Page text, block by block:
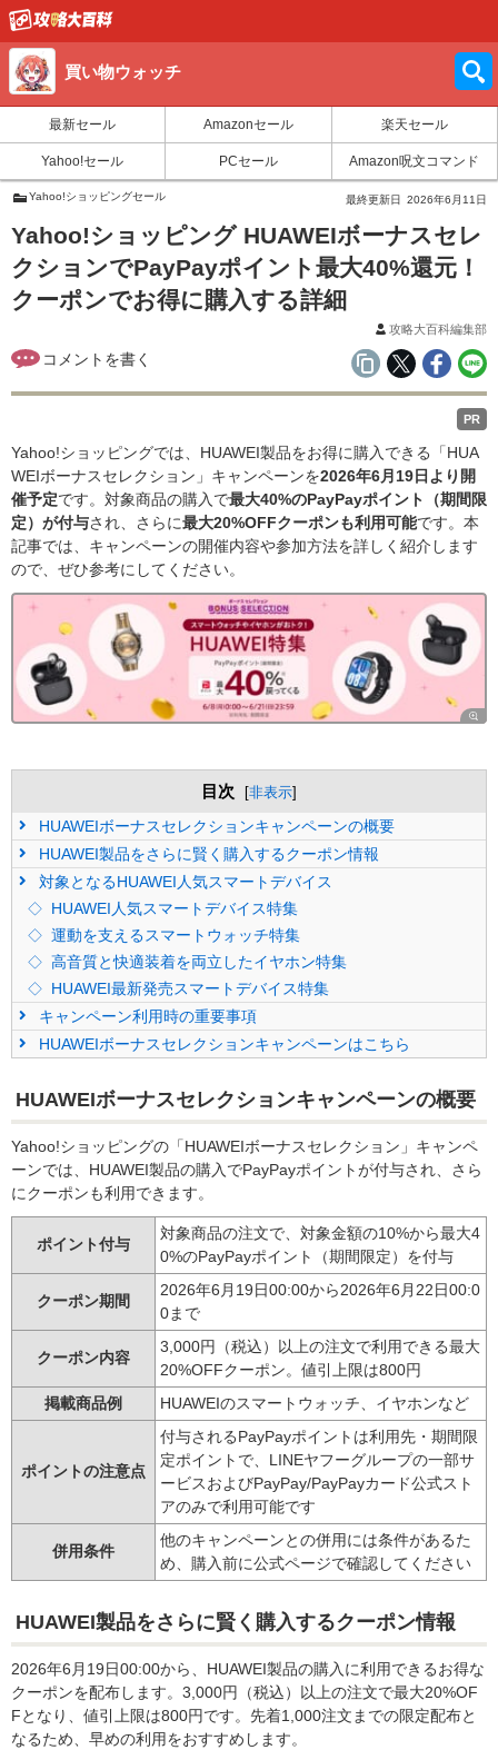
買い物ウォッチ
最新セール Amazonセール 楽天セール
Yahoo!セール PCセール Amazon呪文コマンド
Yahoo!ショッピングセール 最終更新日 2026年6月11日
Yahoo!ショッピング HUAWEIボーナスセレ
クションでPayPayポイント最大40%還元！
クーポンでお得に購入する詳細
攻略大百科編集部
PR
Yahoo!ショッピングでは、HUAWEI製品をお得に購入できる「HUA
WEIボーナスセレクション」キャンペーンを2026年6月19日より開
催予定です。対象商品の購入で最大40%のPayPayポイント（期間限
定）が付与され、さらに最大20%OFFクーポンも利用可能です。本
記事では、キャンペーンの開催内容や参加方法を詳しく紹介します
ので、ぜひ参考にしてください。
目次 [非表示]
HUAWEIボーナスセレクションキャンペーンの概要
HUAWEI製品をさらに賢く購入するクーポン情報
対象となるHUAWEI人気スマートデバイス
HUAWEI人気スマートデバイス特集
運動を支えるスマートウォッチ特集
高音質と快適装着を両立したイヤホン特集
HUAWEI最新発売スマートデバイス特集
キャンペーン利用時の重要事項
HUAWEIボーナスセレクションキャンペーンはこちら
HUAWEIボーナスセレクションキャンペーンの概要
Yahoo!ショッピングの「HUAWEIボーナスセレクション」キャンペ
ーンでは、HUAWEI製品の購入でPayPayポイントが付与され、さら
にクーポンも利用できます。
ポイント付与
対象商品の注文で、対象金額の10%から最大4
0%のPayPayポイント（期間限定）を付与
クーポン期間
2026年6月19日00:00から2026年6月22日00:0
0まで
クーポン内容
3,000円（税込）以上の注文で利用できる最大
20%OFFクーポン。値引上限は800円
掲載商品例
HUAWEIのスマートウォッチ、イヤホンなど
ポイントの注意点
付与されるPayPayポイントは利用先・期間限
定ポイントで、LINEヤフーグループの一部サ
ービスおよびPayPay/PayPayカード公式スト
アのみで利用可能です
併用条件
他のキャンペーンとの併用には条件があるた
め、購入前に公式ページで確認してください
HUAWEI製品をさらに賢く購入するクーポン情報
2026年6月19日00:00から、HUAWEI製品の購入に利用できるお得な
クーポンを配布します。3,000円（税込）以上の注文で最大20%OF
Fとなり、値引上限は800円です。先着1,000注文までの限定配布と
なるため、早めの利用をおすすめします。